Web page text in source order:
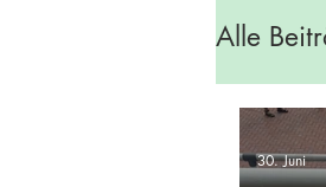
Alle
30. Juni